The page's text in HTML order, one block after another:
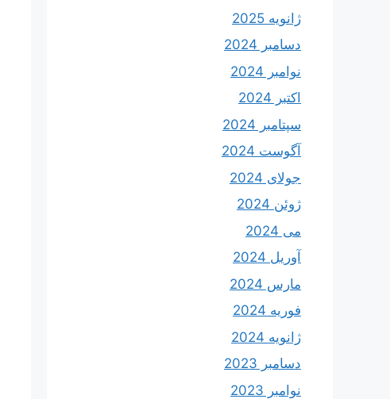
ژانویه 2025
دسامبر 2024
نوامبر 2024
اکتبر 2024
سپتامبر 2024
آگوست 2024
جولای 2024
ژوئن 2024
می 2024
آوریل 2024
مارس 2024
فوریه 2024
ژانویه 2024
دسامبر 2023
نوامبر 2023